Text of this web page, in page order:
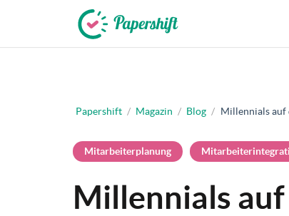
Papershift / Magazin / Blog / Millennials auf
Mitarbeiterplanung
Millennials